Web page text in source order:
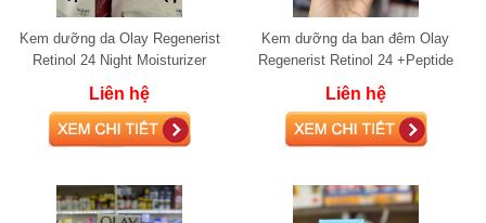
Kem dưỡng da Olay Regenerist
Retinol 24 Night Moisturizer
Liên hệ
Kem dưỡng da ban đêm Olay
Regenerist Retinol 24 +Peptide
Liên hệ